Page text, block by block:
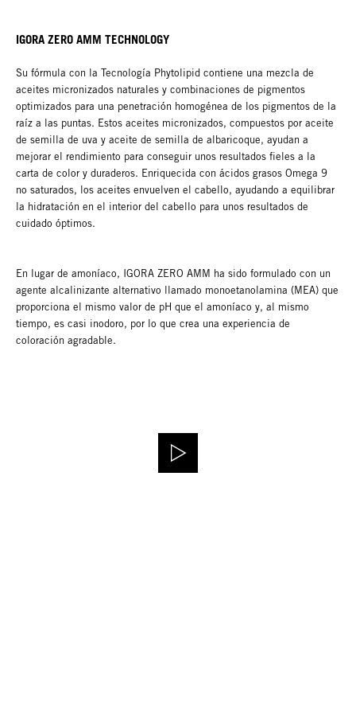
IGORA ZERO AMM TECHNOLOGY
Su fórmula con la Tecnología Phytolipid contiene una mezcla de
aceites micronizados naturales y combinaciones de pigmentos
optimizados para una penetración homogénea de los pigmentos de la
raíz a las puntas. Estos aceites micronizados, compuestos por aceite
de semilla de uva y aceite de semilla de albaricoque, ayudan a
mejorar el rendimiento para conseguir unos resultados fieles a la
carta de color y duraderos. Enriquecida con ácidos grasos Omega 9
no saturados, los aceites envuelven el cabello, ayudando a equilibrar
la hidratación en el interior del cabello para unos resultados de
cuidado óptimos.
En lugar de amoníaco, IGORA ZERO AMM ha sido formulado con un
agente alcalinizante alternativo llamado monoetanolamina (MEA) que
proporciona el mismo valor de pH que el amoníaco y, al mismo
tiempo, es casi inodoro, por lo que crea una experiencia de
coloración agradable.